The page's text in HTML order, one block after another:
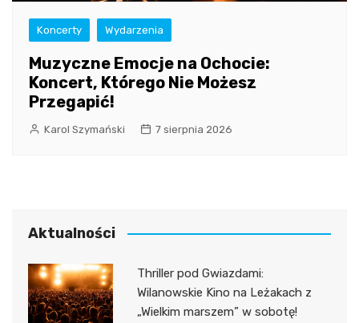
Koncerty Wydarzenia
Muzyczne Emocje na Ochocie:
Koncert, Którego Nie Możesz
Przegapić!
Karol Szymański 7 sierpnia 2026
Aktualności
Thriller pod Gwiazdami:
Wilanowskie Kino na Leżakach z
„Wielkim marszem” w sobotę!